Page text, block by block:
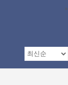
»